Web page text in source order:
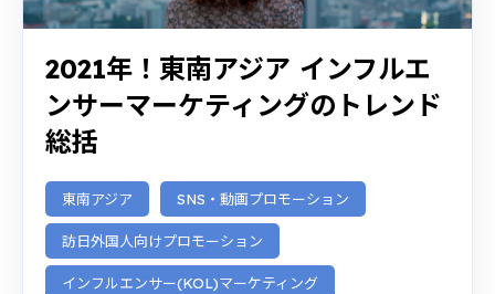
2021年！東南アジア インフルエ
ンサーマーケティングのトレンド
総括
東南アジア SNS・動画プロモーション
訪日外国人向けプロモーション
インフルエンサー(KOL)マーケティング